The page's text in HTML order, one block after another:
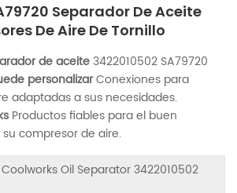
Separador De Aceite
De Aire De Tornillo
de aceite 3422010502 SA79720
personalizarConexiones para
adaptadas a sus necesidades.
Productos fiables para el buen
compresor de aire.
Coolworks Oil Separator 3422010502